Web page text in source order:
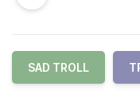
SAD TROLL